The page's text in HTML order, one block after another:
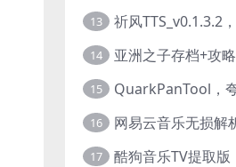
13
14 亚洲之子存档+攻略
15
16
17